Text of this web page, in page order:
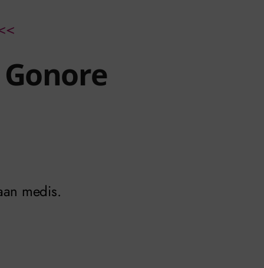
medis.